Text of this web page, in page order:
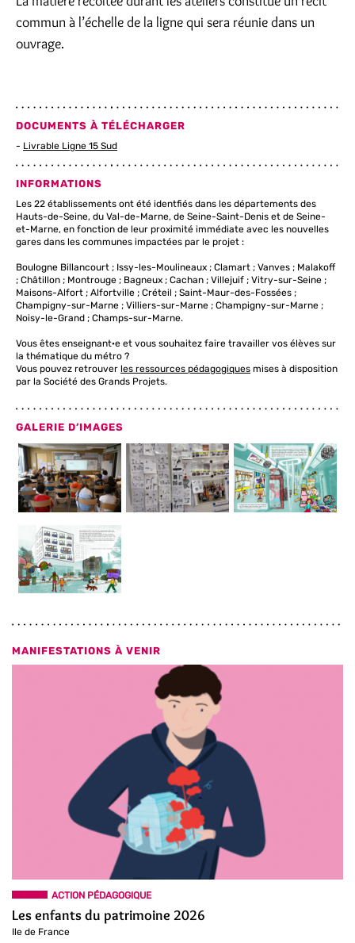
commun à l’échelle de la ligne qui sera réunie dans un
ouvrage.
DOCUMENTS À TÉLÉCHARGER
Livrable Ligne 15 Sud
INFORMATIONS
Les 22 établissements ont été identfiés dans les départements des
Hauts-de-Seine, du Val-de-Marne, de Seine-Saint-Denis et de Seine-
et-Marne, en fonction de leur proximité immédiate avec les nouvelles
gares dans les communes impactées par le projet :
Boulogne Billancourt ; Issy-les-Moulineaux ; Clamart ; Vanves ; Malakoff
; Châtillon ; Montrouge ; Bagneux ; Cachan ; Villejuif ; Vitry-sur-Seine ;
Maisons-Alfort ; Alfortville ; Créteil ; Saint-Maur-des-Fossées ;
Champigny-sur-Marne ; Villiers-sur-Marne ; Champigny-sur-Marne ;
Noisy-le-Grand ; Champs-sur-Marne.
Vous êtes enseignant·e et vous souhaitez faire travailler vos élèves sur
la thématique du métro ?
Vous pouvez retrouver les ressources pédagogiques mises à disposition
par la Société des Grands Projets.
GALERIE D’IMAGES
MANIFESTATIONS À VENIR
ACTION PÉDAGOGIQUE
Les enfants du patrimoine 2026
Ile de France